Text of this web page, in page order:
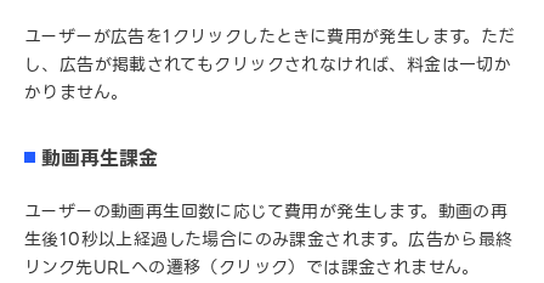
ユーザーが広告を1クリックしたときに費用が発生します。ただ
し、広告が掲載されてもクリックされなければ、料金は一切か
かりません。
動画再生課金
ユーザーの動画再生回数に応じて費用が発生します。動画の再
生後10秒以上経過した場合にのみ課金されます。広告から最終
リンク先URLへの遷移（クリック）では課金されません。